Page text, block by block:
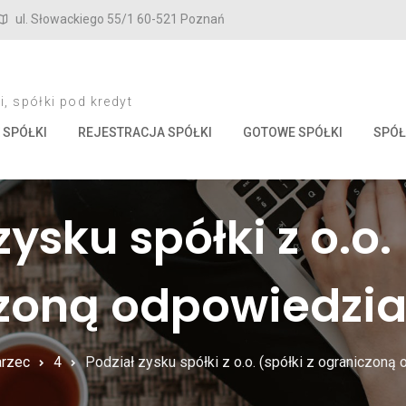
ul. Słowackiego 55/1 60-521 Poznań
spółki pod kredyt
REJESTRACJA SPÓŁKI GOTOWE SPÓŁKI
spółki z
4 Podział zysku spółki z o.o. (spółki z